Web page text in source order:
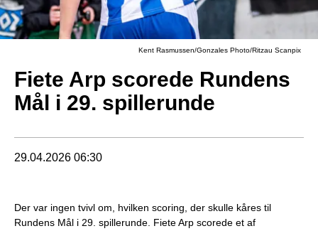
Kent Rasmussen/Gonzales Photo/Ritzau Scanpix
Fiete Arp scorede Rundens
Mål i 29. spillerunde
29.04.2026 06:30
Der var ingen tvivl om, hvilken scoring, der skulle kåres til
Rundens Mål i 29. spillerunde. Fiete Arp scorede et af